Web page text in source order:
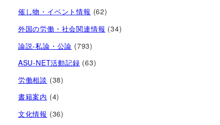
催し物・イベント情報 (62)
外国の労働・社会関連情報 (34)
論説-私論・公論 (793)
ASU-NET活動記録 (63)
労働相談 (38)
書籍案内 (4)
文化情報 (36)